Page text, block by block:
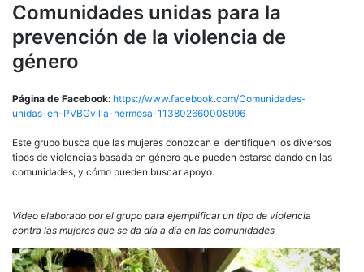
Comunidades unidas para la
prevención de la violencia de
género
Página de Facebook: https://www.facebook.com/Comunidades-
unidas-en-PVBGvilla-hermosa-113802660008996
Este grupo busca que las mujeres conozcan e identifiquen los diversos
tipos de violencias basada en género que pueden estarse dando en las
comunidades, y cómo pueden buscar apoyo.
Video elaborado por el grupo para ejemplificar un tipo de violencia
contra las mujeres que se da día a día en las comunidades